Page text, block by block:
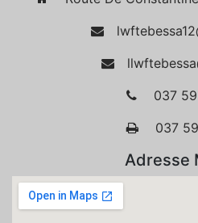
037
037
Adresse